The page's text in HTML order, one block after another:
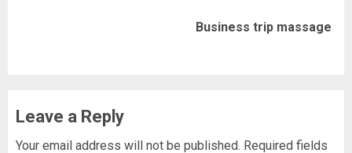
Business trip massage
Leave a Reply
Your email address will not be published. Required fields